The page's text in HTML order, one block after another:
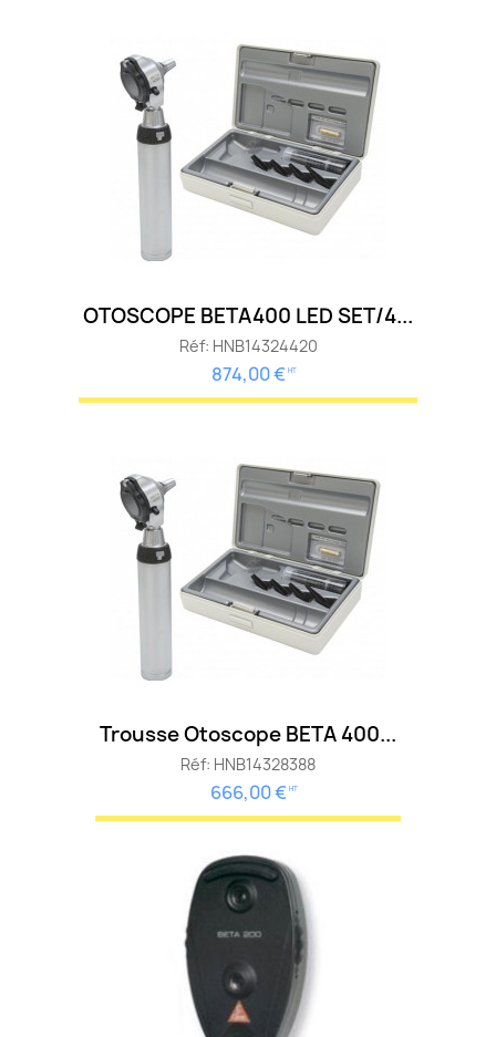
OTOSCOPE BETA400 LED SET/4...
Réf: HNB14324420
874,00 € HT
Trousse Otoscope BETA 400...
Réf: HNB14328388
666,00 € HT